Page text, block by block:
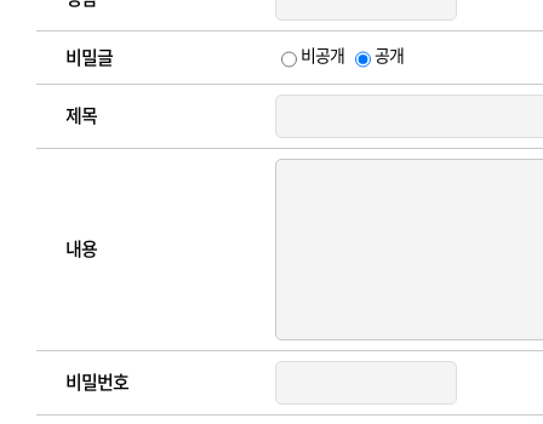
비밀글 비공개 공개
제목
내용
비밀번호